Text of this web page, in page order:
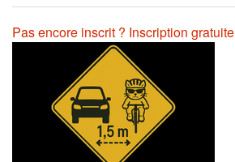
Pas encore inscrit ? Inscription gratuite